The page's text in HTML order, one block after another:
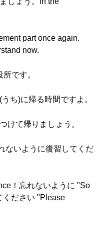
part once again.
now.
です。
ち)に帰る時間ですよ。
けて帰りましょう。
ないように復習してくだ
！忘れないように "So
ください "Please